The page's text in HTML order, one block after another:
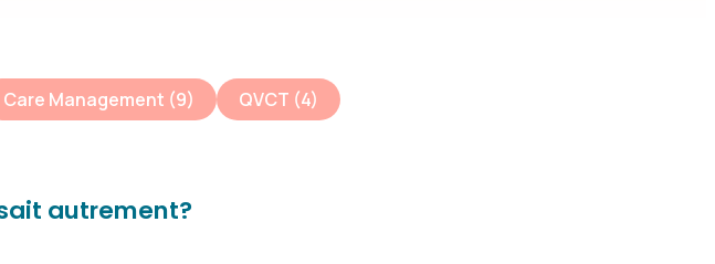
Care Management (9) QVCT (4)
autrement?